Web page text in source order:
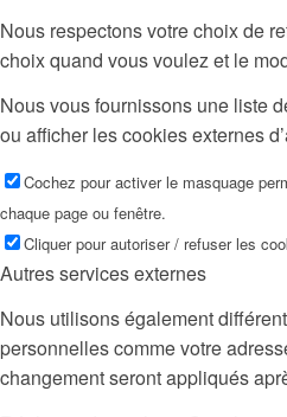
Nous respectons votre choix de
choix quand vous voulez et le
Nous vous fournissons une liste
ou afficher les cookies externes
Cochez pour activer le masquage
chaque page ou fenêtre.
Cliquer pour autoriser / refuser les
Autres services externes
Nous utilisons également
personnelles comme votre
changement seront appliqués